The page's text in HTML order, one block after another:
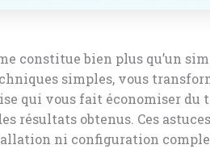
constitue bien plus qu’un
simples, vous
qui vous fait économiser du
résultats obtenus. Ces
ni configuration